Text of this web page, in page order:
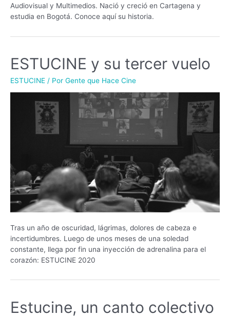
Audiovisual y Multimedios. Nació y creció en Cartagena y
estudia en Bogotá. Conoce aquí su historia.
ESTUCINE y su tercer vuelo
ESTUCINE / Por Gente que Hace Cine
Tras un año de oscuridad, lágrimas, dolores de cabeza e
incertidumbres. Luego de unos meses de una soledad
constante, llega por fin una inyección de adrenalina para el
corazón: ESTUCINE 2020
Estucine, un canto colectivo